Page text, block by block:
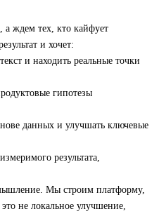
ждем тех, кто кайфует
и хочет:
и находить реальные точки
гипотезы
данных и улучшать ключевые
результата,
Мы строим платформу,
не локальное улучшение,